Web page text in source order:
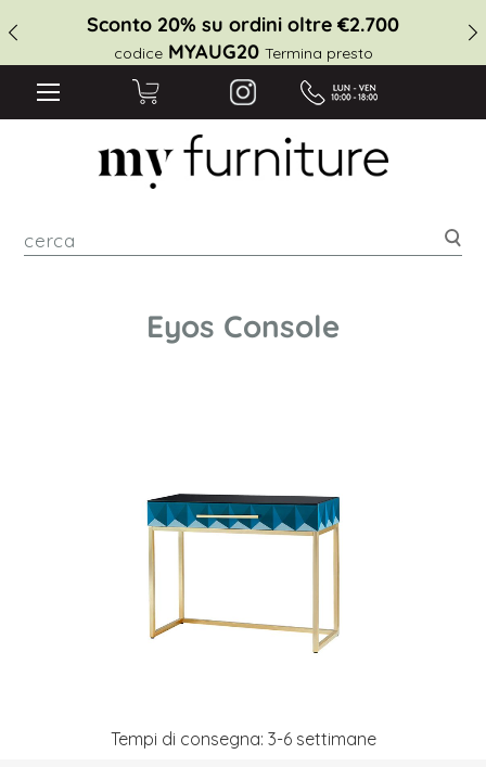
Sconto 20% su ordini oltre €2.700
codice MYAUG20 Termina presto
Eyos Console
Tempi di consegna: 3-6 settimane